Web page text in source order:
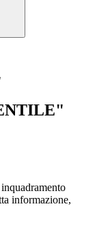
informazione,